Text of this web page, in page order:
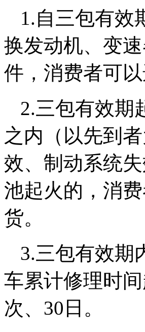
1.自三包有效
换发动机、变
件，消费者可
2.三包有效期
之内（以先到
效、制动系统
池起火的，消
货。
3.三包有效期
车累计修理时
次、30日。